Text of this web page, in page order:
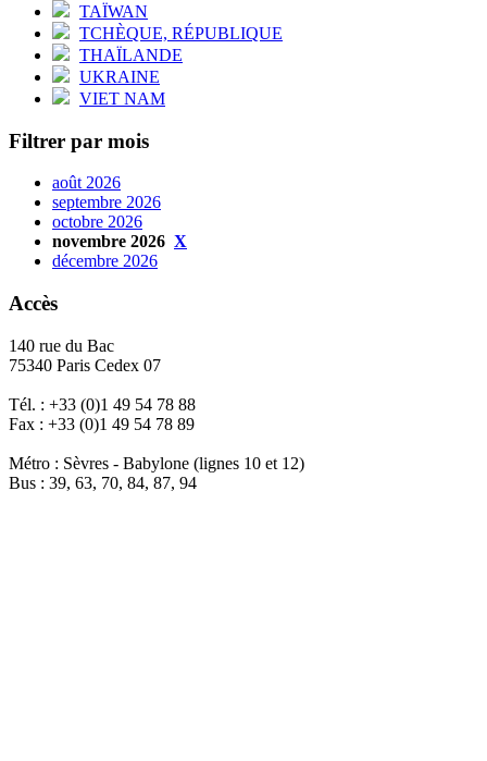
TAÏWAN
TCHÈQUE, RÉPUBLIQUE
THAÏLANDE
UKRAINE
VIET NAM
Filtrer par mois
août 2026
septembre 2026
octobre 2026
novembre 2026 X
décembre 2026
Accès
140 rue du Bac
75340 Paris Cedex 07
Tél. : +33 (0)1 49 54 78 88
Fax : +33 (0)1 49 54 78 89
Métro : Sèvres - Babylone (lignes 10 et 12)
Bus : 39, 63, 70, 84, 87, 94